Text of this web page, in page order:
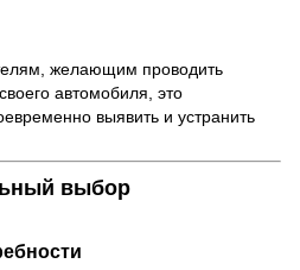
желающим проводить
автомобиля, это
выявить и устранить
выбор